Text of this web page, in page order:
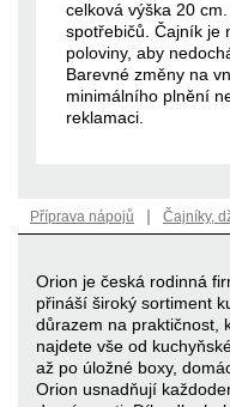
celková výška 20
spotřebičů. Čajník je
poloviny, aby
Barevné změny na
minimálního plnění
reklamaci.
Příprava nápojů | Čajníky,
Orion je česká rodinná
přináší široký sortiment
důrazem na praktičnost,
najdete vše od
až po úložné boxy,
Orion usnadňují